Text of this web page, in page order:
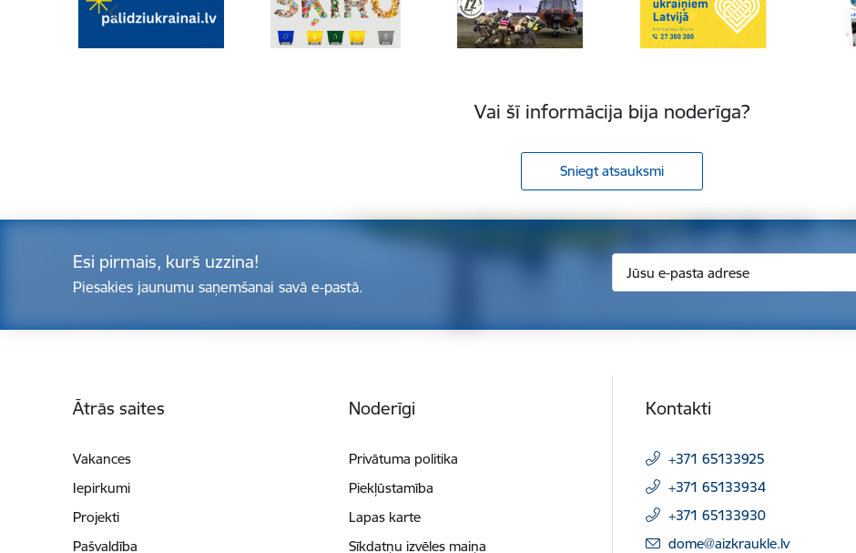
Vai šī informācija bija noderīga?
Sniegt atsauksmi
Esi pirmais, kurš uzzina!
Piesakies jaunumu saņemšanai savā e-pastā.
Ātrās saites
Vakances
Iepirkumi
Projekti
Pašvaldība
Noderīgi
Privātuma politika
Piekļūstamība
Lapas karte
Sīkdatņu izvēles maiņa
Kontakti
+371 65133925
+371 65133934
+371 65133930
E-pasts:
dome@aizkraukle.lv